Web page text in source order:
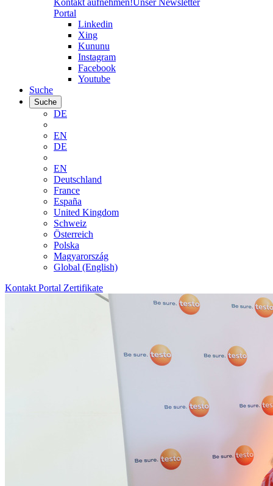
Kontakt aufnehmen!Unser Newsletter
Portal
Linkedin
Xing
Kununu
Instagram
Facebook
Youtube
Suche
Suche
DE
EN
DE
EN
Deutschland
France
España
United Kingdom
Schweiz
Österreich
Polska
Magyarország
Global (English)
Kontakt Portal Zertifikate